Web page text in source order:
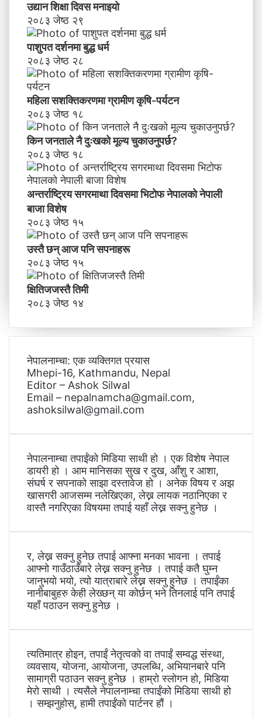
उद्यान शिक्षा दिवस मनाइयाे
२०८३ जेष्ठ २९
पाशुपत दर्शनमा बुद्ध धर्म​
२०८३ जेष्ठ २८
महिला सशक्तिकरणमा ग्रामीण कृषि-पर्यटन
२०८३ जेष्ठ १८
किन जनताले नै दुःखको मूल्य चुकाउनुपर्छ?
२०८३ जेष्ठ १८
अन्तर्राष्ट्रिय सगरमाथा दिवसमा भिटाेफ नेपालकाे नेपाली
बाजा विशेष
२०८३ जेष्ठ १५
उस्तै छन् आज पनि सपनाहरू
२०८३ जेष्ठ १५
क्षितिजजस्तै तिमी
२०८३ जेष्ठ १४
नेपालनाम्चा: एक व्यक्तिगत प्रयास
Mhepi-16, Kathmandu, Nepal
Editor – Ashok Silwal
Email – nepalnamcha@gmail.com,
ashoksilwal@gmail.com
नेपालनाम्चा तपाईंको मिडिया साथी हो । एक विशेष नेपाल
डायरी हो । आम मानिसका सुख र दुख, आँशु र आशा,
संघर्ष र सपनाको साझा दस्तावेज हो । अनेक विषय र अझ
खासगरी आजसम्म नलेखिएका, लेख्न लायक नठानिएका र
वास्तै नगरिएका विषयमा तपाई यहाँ लेख्न सक्नु हुनेछ ।
र, लेख्न सक्नु हुनेछ तपाई आफ्ना मनका भावना । तपाई
आफ्नो गाउँठाउँबारे लेख्न सक्नु हुनेछ । तपाई कतै घुम्न
जानुभयो भयो, त्यो यात्राबारे लेख्न सक्नु हुनेछ । तपाईंका
नानीबाबुहरु केही लेख्छन् या कोर्छन् भने तिनलाई पनि तपाई
यहाँ पठाउन सक्नु हुनेछ ।
त्यतिमात्र होइन, तपाईं नेतृत्वको वा तपाईं सम्वद्ध संस्था,
व्यवसाय, योजना, आयोजना, उपलब्धि, अभियानबारे पनि
सामाग्री पठाउन सक्नु हुनेछ । हाम्रो स्लोगन हो, मिडिया
मेरो साथी । त्यसैले नेपालनाम्चा तपाईंको मिडिया साथी हो
। सम्झनुहोस्, हामी तपाईंको पार्टनर हौं ।